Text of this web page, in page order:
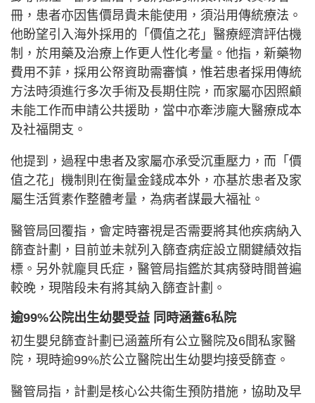
冊，患者亦因售價昂貴未能使用，須沿用傳統療法。
他盼望引入海外採用的「價值之花」醫療經濟評估機
制，於用藥及治療上作更人性化考量。他指，新藥物
費用不菲，採用公帑資助需審慎，惟若患者採用傳統
方法時須進行多次手術及長期住院，而家屬亦因照顧
未能工作而申請公共援助，當中亦牽涉龐大醫療成本
及社福開支。
他提到，過程中患者及家屬亦承受沉重壓力，而「價
值之花」機制則在衡量金錢成本外，亦基於患者及家
屬生活質素作整體考量，為病者謀最大福祉。
醫管局回覆指，會定時審視是否需要將其他疾病納入
篩查計劃，目前並未就列入篩查病症設立關鍵績效指
標。另外就龐貝氏症，醫管局指鑑於其病發時間普遍
較晚，現階段未有將其納入篩查計劃。
逾99%公院出生幼嬰受益 同時涵蓋6私院
初生嬰兒篩查計劃已涵蓋所有公立醫院及6間私家醫
院，現時逾99%於公立醫院出生幼嬰均接受篩查。
醫管局指，計劃是核心公共衞生預防措施，協助及早